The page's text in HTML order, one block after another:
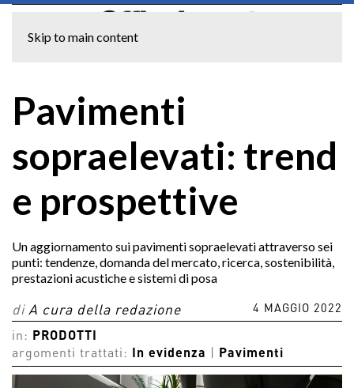
Skip to main content
Pavimenti
sopraelevati: trend
e prospettive
Un aggiornamento sui pavimenti sopraelevati attraverso sei
punti: tendenze, domanda del mercato, ricerca, sostenibilità,
prestazioni acustiche e sistemi di posa
di A cura della redazione 4 MAGGIO 2022
in:
PRODOTTI
argomenti trattati:
In evidenza Pavimenti